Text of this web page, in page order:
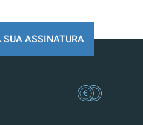
SUA ASSINATURA